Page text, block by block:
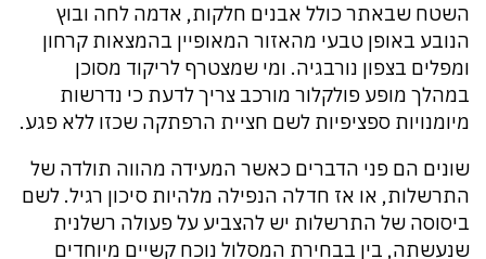
השטח שבאתר כולל אבנים חלקות, אדמה לחה ובוץ
הנובע באופן טבעי מהאזור המאופיין בהמצאות קרחון
ומפלים בצפון נורבגיה. ומי שמצטרף לריקוד מסוכן
במהלך מופע פולקלור מורכב צריך לדעת כי נדרשות
מיומנויות ספציפיות לשם חציית הרפתקה שכזו ללא פגע.
שונים הם פני הדברים כאשר המעידה מהווה תולדה של
התרשלות, או אז חדלה הנפילה מלהיות סיכון רגיל. לשם
ביסוסה של התרשלות יש להצביע על פעולה רשלנית
שנעשתה, בין בבחירת המסלול נוכח קשיים מיוחדים